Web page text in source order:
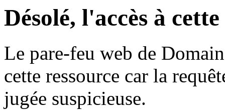
Désolé, l'accès à
Le pare-feu web de
cette ressource car la
jugée suspicieuse.